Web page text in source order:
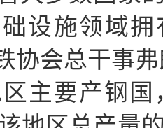
设施领域
协会总干事
主要产钢